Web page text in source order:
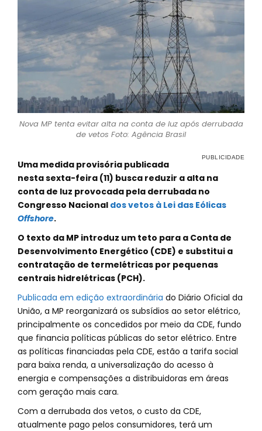
Nova MP tenta evitar alta na conta de luz após derrubada
de vetos Foto: Agência Brasil
Uma medida provisória publicada
nesta sexta-feira (11) busca reduzir a alta na
conta de luz provocada pela derrubada no
Congresso Nacional dos vetos à Lei das Eólicas
Offshore.
O texto da MP introduz um teto para a Conta de
Desenvolvimento Energético (CDE) e substitui a
contratação de termelétricas por pequenas
centrais hidrelétricas (PCH).
Publicada em edição extraordinária do Diário Oficial da
União, a MP reorganizará os subsídios ao setor elétrico,
principalmente os concedidos por meio da CDE, fundo
que financia políticas públicas do setor elétrico. Entre
as políticas financiadas pela CDE, estão a tarifa social
para baixa renda, a universalização do acesso à
energia e compensações a distribuidoras em áreas
com geração mais cara.
Com a derrubada dos vetos, o custo da CDE,
atualmente pago pelos consumidores, terá um